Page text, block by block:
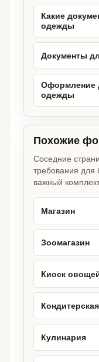
Какие
одежды
Документы
Оформление
одежды
Похожие
Соседние
требования для
важный
Магазин
Зоомагазин
Киоск
Кондитерская
Кулинария